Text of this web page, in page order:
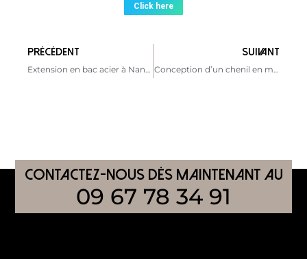
Click here
PRÉCÉDENT
Extension en bac acier à Nantes
SUIVANT
Conception d’un chenil en mission ponctuelle
CONTACTEZ-nous dès maintenant AU
09 67 78 34 91